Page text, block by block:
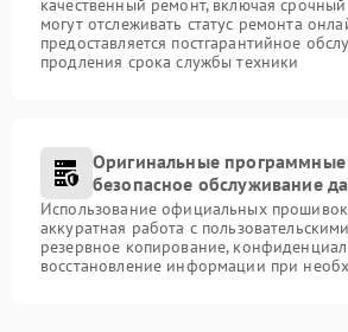
качественный ремонт, включая
могут отслеживать статус ремонта
предоставляется постгарантийное
продления срока службы техники
Оригинальные
безопасное обслуживание
Использование официальных
аккуратная работа с
резервное копирование,
восстановление информации при